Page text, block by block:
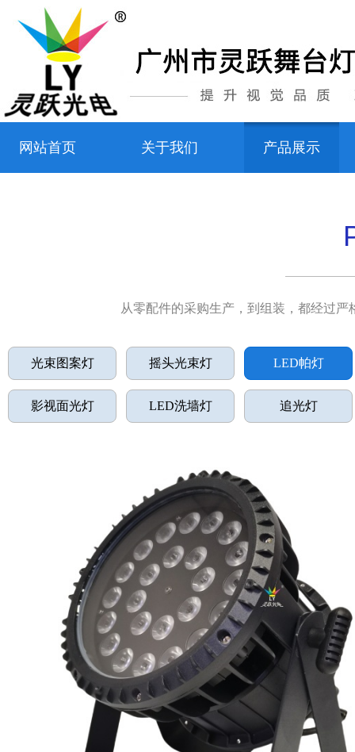
网站首页 关于我们 产品展示
从零配件的采购生产，到组装，都经过
光束图案灯 摇头光束灯 LED帕灯
影视面光灯 LED洗墙灯 追光灯